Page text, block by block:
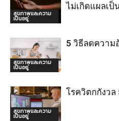
สุขภาพและความ
เป็นอยู่
ไม่เกิดแผลเป็
สุขภาพและความ
เป็นอยู่
5 วิธีลดความ
สุขภาพและความ
เป็นอยู่
โรควิตกกังวล